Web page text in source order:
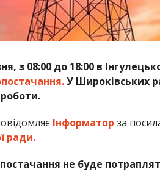
з 08:00 до 18:00 в
У Широківських
Інформатор за
ради.
не буде